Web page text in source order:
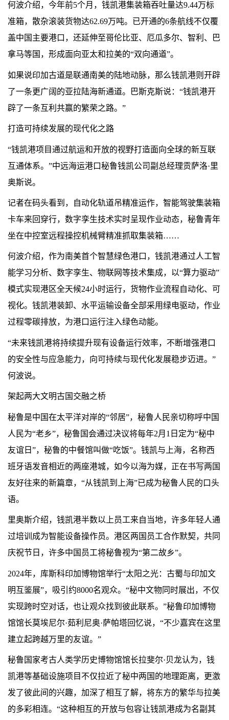
何波介绍，今年前5个月，钱凯港集装箱吞吐量达9.44万标
准箱，散杂滚装货物达62.69万吨。已开通的6条航线不仅覆
盖中国主要港口，还延伸至哥伦比亚、厄瓜多尔、智利、巴
拿马等国，形成面向亚太和拉美的“双向通道”。
如果说印加古道是联通南美的陆地动脉，那么钱凯港则开辟
了一条更广阔的亚拉陆海新通道。巴斯克斯说：“钱凯港开
辟了一条互利共赢的繁荣之路。”
打造可持续发展的现代化之路
“钱凯港项目通过航运和开放的视野打造面向全球的新互联
互通体系。”中远海运港口秘鲁钱凯公司副总经理贡萨洛·里
奥斯说。
记者在码头看到，自动化轨道吊精准运作，智能驾驶集装箱
卡车来回穿行，数字孪生技术实时呈现作业动态，秘鲁青年
坐在中控室远程操控机械臂精准抓取集装箱……
何波介绍，作为南美首个智慧绿色港口，钱凯港通过人工智
能学习分析、数字孪生、物联网等技术集成，以“算力驱动”
模式实现港区全天候24小时运行，货物作业流程自动化、可
视化。钱凯港装卸、水平运输设备全部采用绿电驱动，作业
过程零碳排放，为港口运行注入绿色动能。
“未来钱凯港将持续提升现有设备运行效率，不断增强港口
的安全性与应急能力，向可持续与现代化发展稳步迈进。”
何波说。
架起两大文明古国交融之桥
秘鲁是中国在太平洋对岸的“邻居”，秘鲁人民亲切称呼中国
人民为“老乡”，秘鲁国会通过决议将每年2月1日定为“秘中
友谊日”，秘鲁的中餐馆叫做“吃饭”。钱凯与上海，名称西
班牙语发音相近的两座港城，如今以海为媒，正在书写两国
友好往来的新篇章，“从钱凯到上海”已成为秘鲁人民的口头
语。
里奥斯介绍，钱凯港半数以上员工来自当地，许多年轻人通
过培训成为智能设备操作员。港区两国员工合作默契，共同
庆祝节日，许多中国员工将秘鲁视为“第二故乡”。
2024年，库斯科印加博物馆举行“太阳之光：古蜀与印加文
明互鉴展”，吸引约8000名观众。“秘中文物同时展出，不仅
实现跨时空对话，也让观众找到彼此联系。”秘鲁印加博物
馆馆长莫埃尼尔·茹利尼奥·萨帕塔回忆说，“不少嘉宾在这里
建立起跨越万里的友谊。”
秘鲁国家考古人类学历史博物馆馆长拉斐尔·贝龙认为，钱
凯港等基础设施项目不仅拉近了秘中两国的地理距离，更激
发了彼此间的兴趣，加深了相互了解，将东方的繁华与拉美
的多彩相连。“这种相互的开放与包容让钱凯港成为名副其